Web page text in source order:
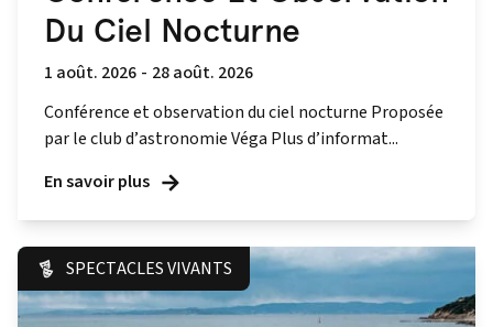
Du Ciel Nocturne
1 août. 2026 - 28 août. 2026
Conférence et observation du ciel nocturne Proposée
par le club d’astronomie Véga Plus d’informat...
En savoir plus
SPECTACLES VIVANTS